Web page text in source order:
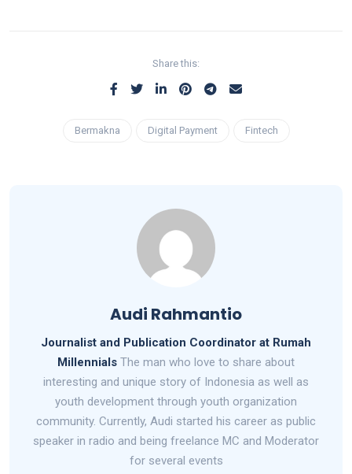
Share this:
Bermakna Digital Payment Fintech
Audi Rahmantio
Journalist and Publication Coordinator at Rumah
Millennials The man who love to share about
interesting and unique story of Indonesia as well as
youth development through youth organization
community. Currently, Audi started his career as public
speaker in radio and being freelance MC and Moderator
for several events